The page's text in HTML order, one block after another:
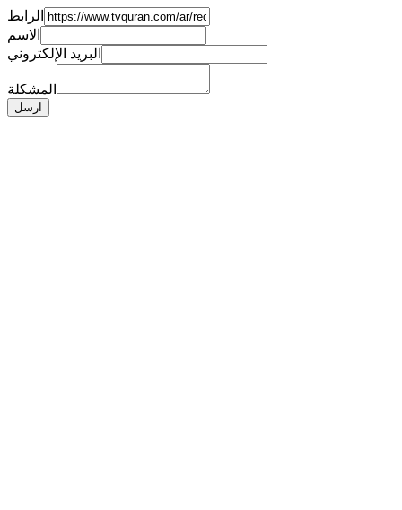
الرابط
الاسم
البريد الإلكتروني
المشكلة
ارسل